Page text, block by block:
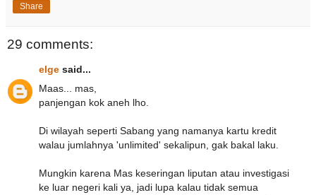
Share
29 comments:
elge said...
Maas... mas,
panjengan kok aneh lho.
Di wilayah seperti Sabang yang namanya kartu kredit
walau jumlahnya 'unlimited' sekalipun, gak bakal laku.
Mungkin karena Mas keseringan liputan atau investigasi
ke luar negeri kali ya, jadi lupa kalau tidak semua